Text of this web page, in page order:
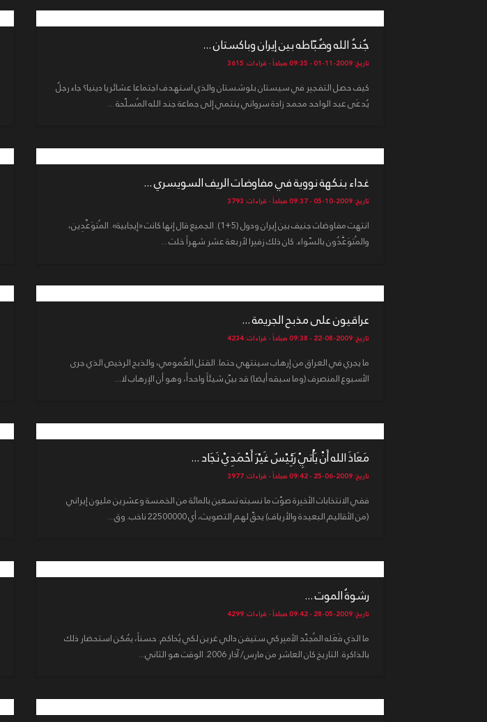
جُندُ الله وضُبّاطه بين إيران وباكستان ...
تاريخ: 2009-11-01 - 09:35 صباحاً - قراءات: 3615
كيف حصل التفجير في سيستان بلوشستان والذي استهدف اجتماعا عشائريا دينيا؟ جاء رجلٌ
يُدعَى عبد الواحد محمد زادة سرواني ينتمي إلى جماعة جند الله المُسلّحة ...
غداء بنكهة نووية في مفاوضات الريف السويسري ...
تاريخ: 2009-10-05 - 09:37 صباحاً - قراءات: 3793
انتهت مفاوضات جنيف بين إيران ودول (5+1). الجميع قال إنها كانت «إيجابية». المُتوَعِّدِين،
والمُتوَعَّدُون بالسّواء. كان ذلك زفيرا لأربعة عشر شهراً خلت ...
عراقيون على مذبح الجريمة ...
تاريخ: 2009-08-22 - 09:38 صباحاً - قراءات: 4234
ما يجري في العراق من إرهاب سينتهي حتما. القتل العُمومي، والذبح الرخيص الذي جرى
الأسبوع المنصرف (وما سبقه أيضا) قد بيّن شيئاً واحداً، وهو أن الإرهاب لا...
مَعَاذَ الله أَنْ يَأْتِيْ رَئِيْسٌ غَيْرَ أَحْمَدِيْ نَجَاد ...
تاريخ: 2009-06-25 - 09:42 صباحاً - قراءات: 3977
ففي الانتخابات الأخيرة صوّت ما نسبته تسعين بالمائة من الخمسة وعشرين مليون إيراني
(من الأقاليم البعيدة والأرياف) يحقّ لهم التصويت، أي 22500000 ناخب. وق...
رشوةُ الموت ...
تاريخ: 2009-05-28 - 09:42 صباحاً - قراءات: 4299
ما الذي فَعَله المُجنّد الأميركي ستيفن دالي غرين لكي يُحاكم. حسناً، يُمكن استحضار ذلك
بالذاكرة. التاريخ كان العاشر من مارس/ آذار 2006. الوقت هو الثاني...